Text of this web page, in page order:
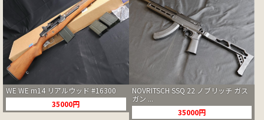
WE WE m14 リアルウッド #16300
35000円
NOVRITSCH SSQ 22 ノブリッチ ガス
ガン ...
35000円